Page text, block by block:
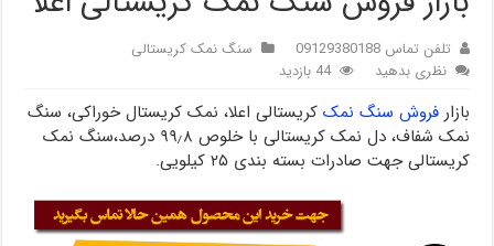
تلفن تماس 09129380188
سنگ نمک کریستالی
نظری بدهید
44 بازدید
بازارفروش سنگ نمک کریستالی اعلا، نمک کریستال خوراکی، سنگ
نمک شفاف، دل نمک کریستالی با خلوص ۹۹٫۸ درصد،سنگ نمک
کریستالی جهت صادرات بسته بندی ۲۵ کیلویی.